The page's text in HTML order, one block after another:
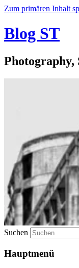
Zum primären Inhalt
Blog ST
Suchen
Hauptmenü